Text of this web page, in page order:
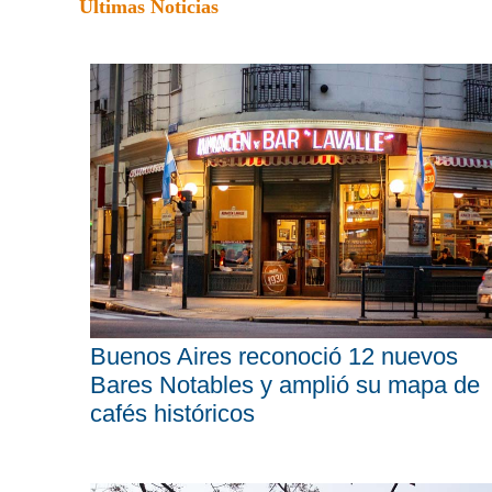
Últimas Noticias
Buenos Aires reconoció 12 nuevos
Bares Notables y amplió su mapa de
cafés históricos